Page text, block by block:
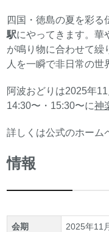
四国・徳島の夏を彩
駅にやってきます。華
が鳴り物に合わせて繰
人を一瞬で非日常の世
阿波おどりは2025年
14:30〜・15:30〜に神
詳しくは公式のホーム
情報
会期 2025年11